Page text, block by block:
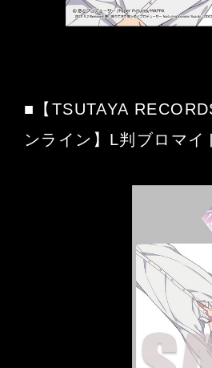
■【TSUTAYA
ンライン】L判ブロマ